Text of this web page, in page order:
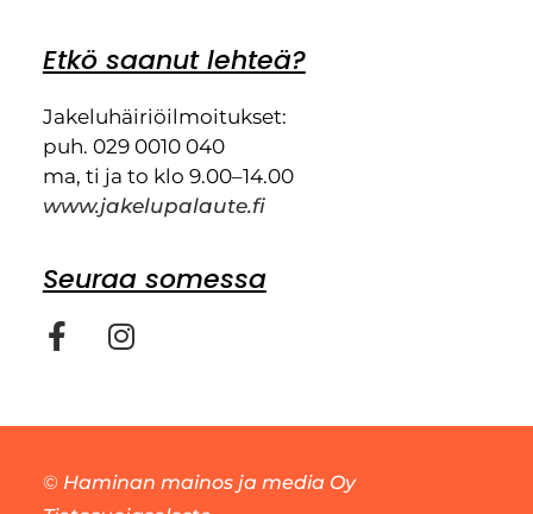
Etkö saanut lehteä?
Jakeluhäiriöilmoitukset:
puh. 029 0010 040
ma, ti ja to klo 9.00–14.00
www.jakelupalaute.fi
Seuraa somessa
© Haminan mainos ja media Oy